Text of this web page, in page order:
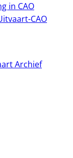
in CAO
CAO
Archief